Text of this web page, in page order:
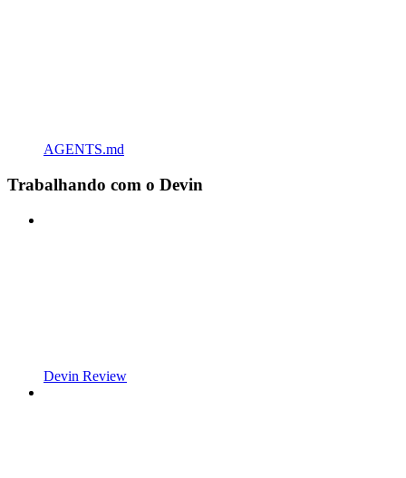
AGENTS.md
Trabalhando com o Devin
Devin Review